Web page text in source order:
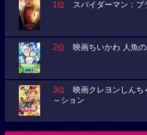
1位 スパイダーマン：ブ
2位 映画ちいかわ 人魚の
3位 映画クレヨンしんち
～ション